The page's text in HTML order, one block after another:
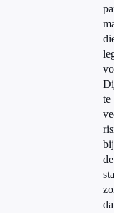
te
bij
de